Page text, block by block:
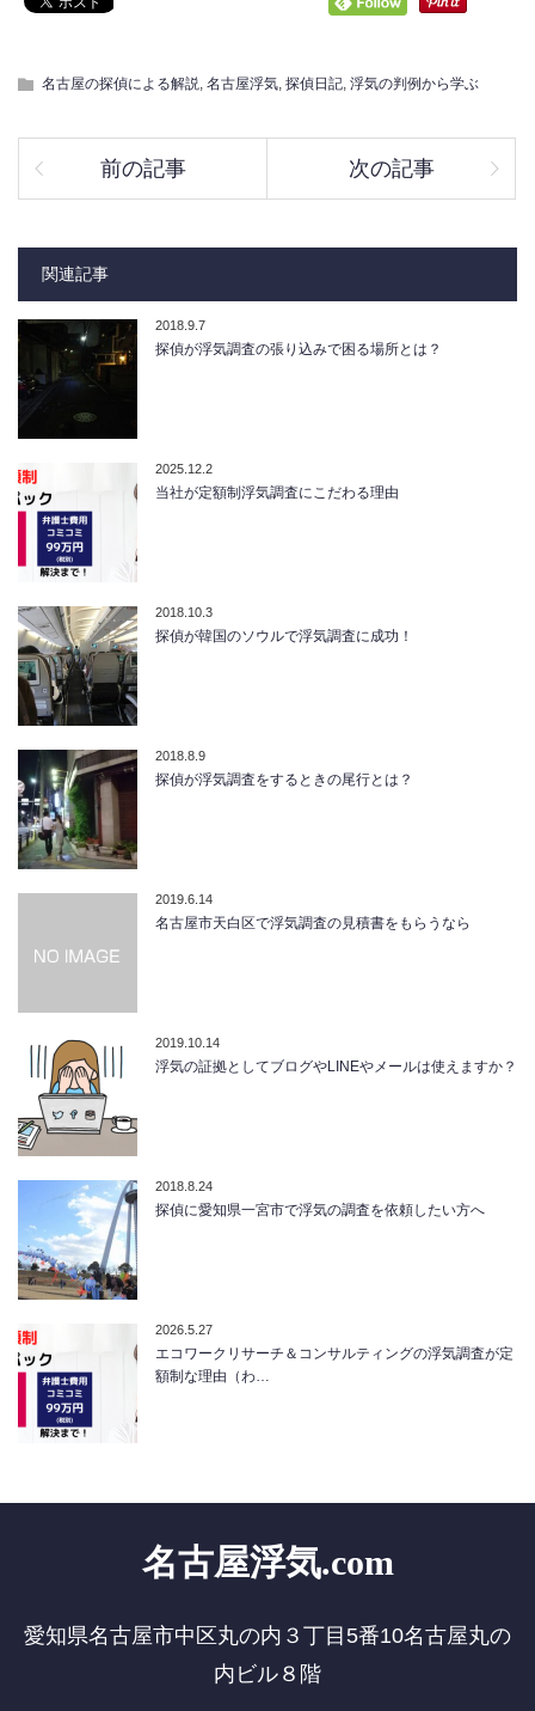
名古屋の探偵による解説 名古屋浮気 探偵日記 浮気の判例から学ぶ
前の記事 次の記事
関連記事
2018.9.7
探偵が浮気調査の張り込みで困る場所とは？
2025.12.2
当社が定額制浮気調査にこだわる理由
2018.10.3
探偵が韓国のソウルで浮気調査に成功！
2018.8.9
探偵が浮気調査をするときの尾行とは？
2019.6.14
名古屋市天白区で浮気調査の見積書をもらうなら
2019.10.14
浮気の証拠としてブログやLINEやメールは使えますか？
2018.8.24
探偵に愛知県一宮市で浮気の調査を依頼したい方へ
2026.5.27
エコワークリサーチ＆コンサルティングの浮気調査が定
額制な理由（わ…
名古屋浮気.com
愛知県名古屋市中区丸の内３丁目5番10名古屋丸の
内ビル８階